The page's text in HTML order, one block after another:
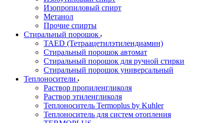
Изопропиловый спирт
Метанол
Прочие спирты
Стиральный порошок
TAED (Тетраацетилэтилендиамин)
Стиральный порошок автомат
Стиральный порошок для ручной стирки
Стиральный порошок универсальный
Теплоносители
Раствор пропиленгликоля
Раствор этиленгликоля
Теплоноситель Termoplus by Kuhler
Теплоноситель для систем отопления